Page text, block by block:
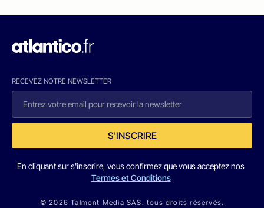
RECEVEZ NOTRE NEWSLETTER
S'INSCRIRE
En cliquant sur s'inscrire, vous confirmez que vous acceptez nos
Termes et Conditions
© 2026 Talmont Media SAS. tous droits réservés.